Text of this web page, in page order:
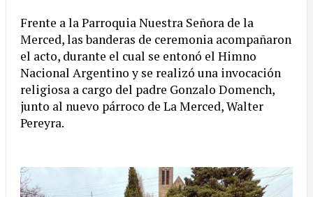
Frente a la Parroquia Nuestra Señora de la
Merced, las banderas de ceremonia acompañaron
el acto, durante el cual se entonó el Himno
Nacional Argentino y se realizó una invocación
religiosa a cargo del padre Gonzalo Domench,
junto al nuevo párroco de La Merced, Walter
Pereyra.